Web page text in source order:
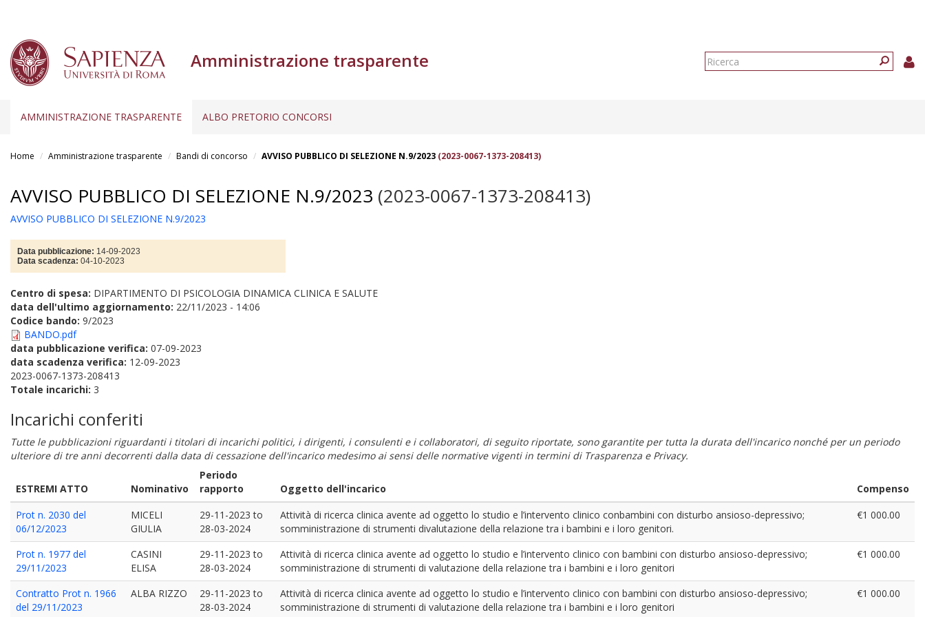
Amministrazione trasparente
Form
AMMINISTRAZIONE TRASPARENTE ALBO PRETORIO CONCORSI
Home Amministrazione trasparente Bandi di concorso AVVISO PUBBLICO DI SELEZIONE N.9/2023 (2023-0067-1373-208413)
AVVISO PUBBLICO DI SELEZIONE N.9/2023 (2023-0067-1373-208413)
AVVISO PUBBLICO DI SELEZIONE N.9/2023
Data pubblicazione: 14-09-2023
Data scadenza: 04-10-2023
Centro di spesa: DIPARTIMENTO DI PSICOLOGIA DINAMICA CLINICA E SALUTE
data dell'ultimo aggiornamento: 22/11/2023 - 14:06
Codice bando: 9/2023
BANDO.pdf
data pubblicazione verifica: 07-09-2023
data scadenza verifica: 12-09-2023
2023-0067-1373-208413
Totale incarichi: 3
Incarichi conferiti
Tutte le pubblicazioni riguardanti i titolari di incarichi politici, i dirigenti, i consulenti e i collaboratori, di seguito riportate, sono garantite per tutta la durata dell'incarico nonché per un periodo
ulteriore di tre anni decorrenti dalla data di cessazione dell'incarico medesimo ai sensi delle normative vigenti in termini di Trasparenza e Privacy.
ESTREMI ATTO Nominativo
Periodo
rapporto
Oggetto dell'incarico
Compenso
Prot n. 2030 del
06/12/2023
MICELI
GIULIA
29-11-2023 to
28-03-2024
Attività di ricerca clinica avente ad oggetto lo studio e l’intervento clinico conbambini con disturbo ansioso-depressivo;
somministrazione di strumenti divalutazione della relazione tra i bambini e i loro genitori.
€1 000.00
Prot n. 1977 del
29/11/2023
CASINI
ELISA
29-11-2023 to
28-03-2024
Attività di ricerca clinica avente ad oggetto lo studio e l’intervento clinico con bambini con disturbo ansioso-depressivo;
somministrazione di strumenti di valutazione della relazione tra i bambini e i loro genitori
€1 000.00
Contratto Prot n. 1966
del 29/11/2023
ALBA RIZZO 29-11-2023 to
28-03-2024
Attività di ricerca clinica avente ad oggetto lo studio e l’intervento clinico con bambini con disturbo ansioso-depressivo;
somministrazione di strumenti di valutazione della relazione tra i bambini e i loro genitori
€1 000.00